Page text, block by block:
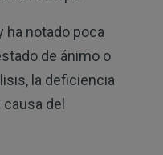
ha notado poca
de ánimo o
la deficiencia
del